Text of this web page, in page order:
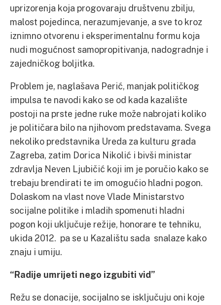
uprizorenja koja progovaraju društvenu zbilju,
malost pojedinca, nerazumjevanje, a sve to kroz
iznimno otvorenu i eksperimentalnu formu koja
nudi mogućnost samopropitivanja, nadogradnje i
zajedničkog boljitka.
Problem je, naglašava Perić, manjak političkog
impulsa te navodi kako se od kada kazalište
postoji na prste jedne ruke može nabrojati koliko
je političara bilo na njihovom predstavama. Svega
nekoliko predstavnika Ureda za kulturu grada
Zagreba, zatim Dorica Nikolić i bivši ministar
zdravlja Neven Ljubičić koji im je poručio kako se
trebaju brendirati te im omogućio hladni pogon.
Dolaskom na vlast nove Vlade Ministarstvo
socijalne politike i mladih spomenuti hladni
pogon koji uključuje režije, honorare te tehniku,
ukida 2012. pa se u Kazalištu sada snalaze kako
znaju i umiju.
“Radije umrijeti nego izgubiti vid”
Režu se donacije, socijalno se isključuju oni koje